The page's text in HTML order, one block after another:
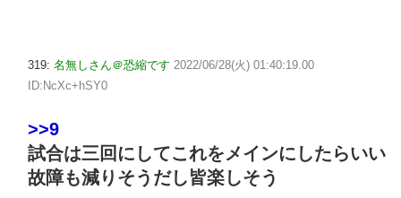
319: 名無しさん＠恐縮です 2022/06/28(火) 01:40:19.00
ID:NcXc+hSY0
>>9
試合は三回にしてこれをメインにしたらいい
故障も減りそうだし皆楽しそう